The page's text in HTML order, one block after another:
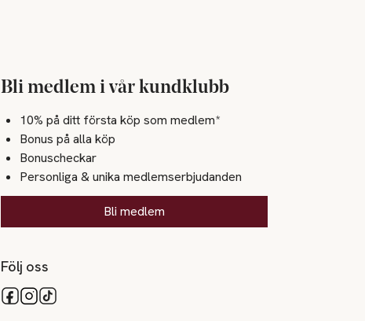
Bli medlem i vår kundklubb
10% på ditt första köp som medlem*
Bonus på alla köp
Bonuscheckar
Personliga & unika medlemserbjudanden
Bli medlem
Följ oss